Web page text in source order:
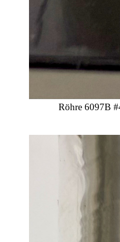
Röhre 6097B